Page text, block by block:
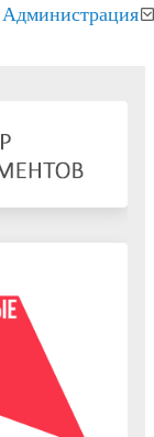
Администрация